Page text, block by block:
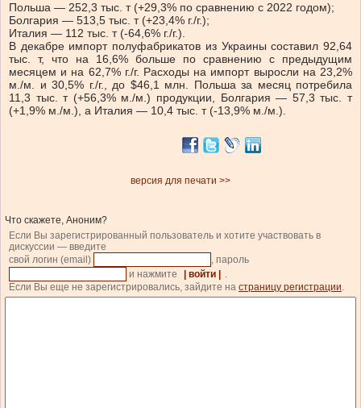
Польша — 252,3 тыс. т (+29,3% по сравнению с 2022 годом);
Болгария — 513,5 тыс. т (+23,4% г./г.);
Италия — 112 тыс. т (-64,6% г./г.).
В декабре импорт полуфабрикатов из Украины составил 92,64
тыс. т, что на 16,6% больше по сравнению с предыдущим
месяцем и на 62,7% г./г. Расходы на импорт выросли на 23,2%
м./м. и 30,5% г./г., до $46,1 млн. Польша за месяц потребила
11,3 тыс. т (+56,3% м./м.) продукции, Болгария — 57,3 тыс. т
(+1,9% м./м.), а Италия — 10,4 тыс. т (-13,9% м./м.).
версия для печати >>
Что скажете, Аноним?
Если Вы зарегистрированный пользователь и хотите участвовать в
дискуссии — введите
свой логин (email)
, пароль
и нажмите
| войти |
.
Если Вы еще не зарегистрировались, зайдите на страницу регистрации.